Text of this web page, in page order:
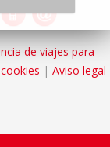
de viajes para
| Aviso legal